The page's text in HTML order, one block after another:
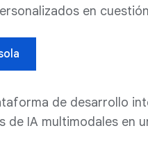
en
de desarrollo
de IA multimodales en